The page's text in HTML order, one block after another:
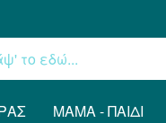
ΜΑΜΆ - ΠΑΙΔΊ